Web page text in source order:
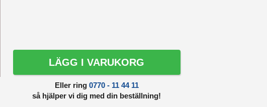
LÄGG I VARUKORG
Eller ring 0770 - 11 44 11
så hjälper vi dig med din beställning!